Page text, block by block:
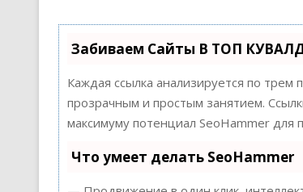
Забиваем Сайты В ТОП
Каждая ссылка анализируется по трем
прозрачным и простым занятием.
максимуму потенциал SeoHammer для
Что умеет делать SeoHammer